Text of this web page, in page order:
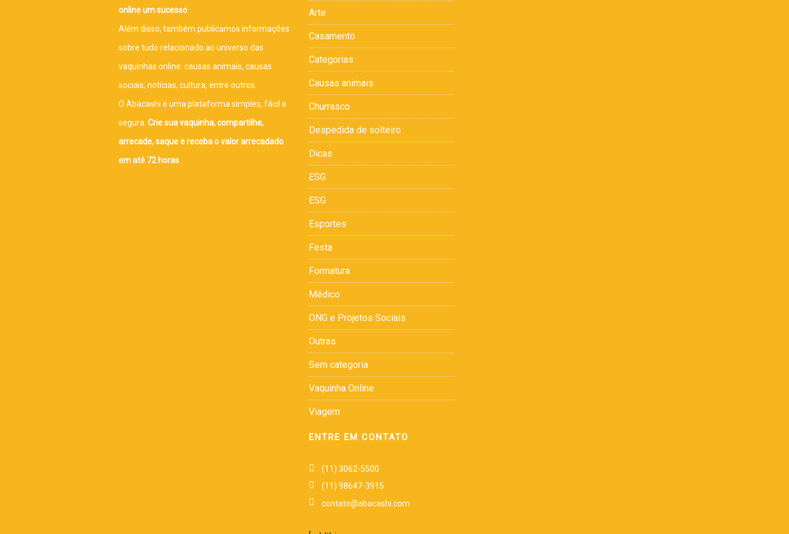
online um sucesso
Além disso, também publicamos informações
sobre tudo relacionado ao universo das
vaquinhas online: causas animais, causas
sociais, notícias, cultura, entre outros.
O Abacashi é uma plataforma simples, fácil e
segura. Crie sua vaquinha, compartilhe,
arrecade, saque e receba o valor arrecadado
em até 72 horas
Arte
Casamento
Categorias
Causas animais
Churrasco
Despedida de solteiro
Dicas
ESG
ESG
Esportes
Festa
Formatura
Médico
ONG e Projetos Sociais
Outras
Sem categoria
Vaquinha Online
Viagem
ENTRE EM CONTATO
(11) 3062-5500
(11) 98647-3915
contato@abacashi.com